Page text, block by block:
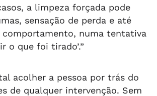
a limpeza forçada pode
sensação de perda e até
numa tentativa
o que foi tirado’.”
acolher a pessoa por trás do
de qualquer intervenção. Sem